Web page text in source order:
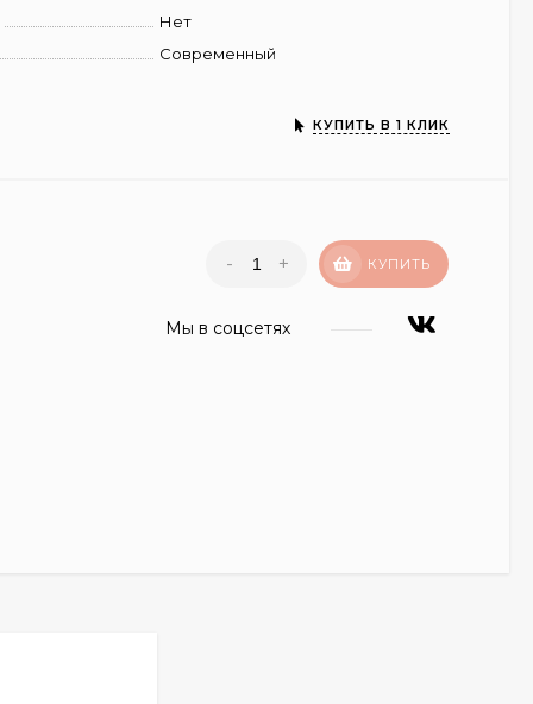
Нет
Современный
КУПИТЬ В 1 КЛИК
- + КУПИТЬ
Мы в соцсетях